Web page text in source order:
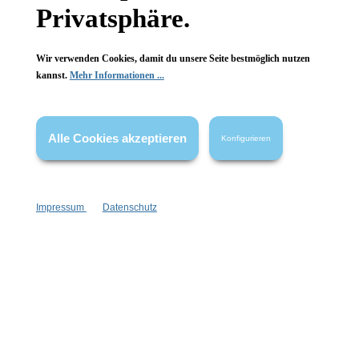
Privatsphäre.
Wir verwenden Cookies, damit du unsere Seite bestmöglich nutzen
kannst. Mehr Informationen ...
Alle Cookies akzeptieren Konfigurieren
Impressum Datenschutz